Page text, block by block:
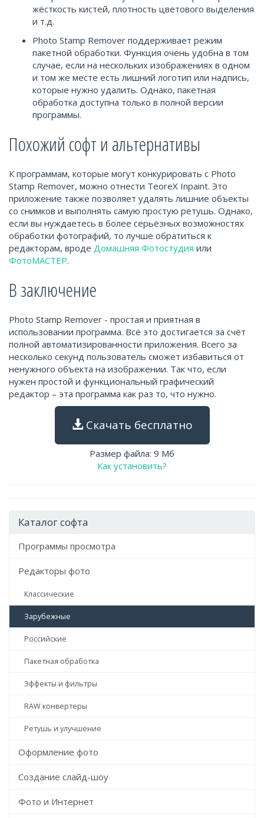
жёсткость кистей, плотность цветового выделения
и т.д.
Photo Stamp Remover поддерживает режим
пакетной обработки. Функция очень удобна в том
случае, если на нескольких изображениях в одном
и том же месте есть лишний логотип или надпись,
которые нужно удалить. Однако, пакетная
обработка доступна только в полной версии
программы.
Похожий софт и альтернативы
К программам, которые могут конкурировать с Photo
Stamp Remover, можно отнести TeoreX Inpaint. Это
приложение также позволяет удалять лишние объекты
со снимков и выполнять самую простую ретушь. Однако,
если вы нуждаетесь в более серьёзных возможностях
обработки фотографий, то лучше обратиться к
редакторам, вроде Домашняя Фотостудия или
ФотоМАСТЕР.
В заключение
Photo Stamp Remover - простая и приятная в
использовании программа. Всё это достигается за счёт
полной автоматизированности приложения. Всего за
несколько секунд пользователь сможет избавиться от
ненужного объекта на изображении. Так что, если
нужен простой и функциональный графический
редактор – эта программа как раз то, что нужно.
Скачать бесплатно
Размер файла: 9 Мб
Как установить?
Каталог софта
Программы просмотра
Редакторы фото
Классические
Зарубежные
Российские
Пакетная обработка
Эффекты и фильтры
RAW конвертеры
Ретушь и улучшение
Оформление фото
Создание слайд-шоу
Фото и Интернет